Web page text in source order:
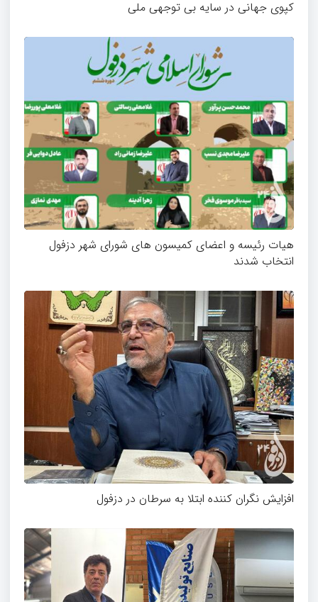
کپوی جهانی در سایه بی توجهی ملی
هیات رئیسه و اعضای کمیسون های شورای شهر دزفول
انتخاب شدند
افزایش نگران کننده ابتلا به سرطان در دزفول